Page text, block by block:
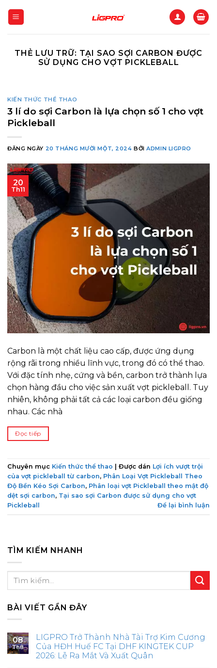
qua
THẺ LƯU TRỮ: TẠI SAO SỢI CARBON ĐƯỢC
SỬ DỤNG CHO VỢT PICKLEBALL
KIẾN THỨC THỂ THAO
3 lí do sợi Carbon là lựa chọn số 1 cho vợt
Pickleball
ĐĂNG NGÀY 20 THÁNG MƯỜI MỘT, 2024 BỞIADMIN LIGPRO
20
Th11
Carbon là một chất liệu cao cấp, được ứng dụng
rộng rãi trong nhiều lĩnh vực, trong đó có thể thao.
Với đặc tính nhẹ, cứng và bền, carbon trở thành lựa
chọn hàng đầu cho việc sản xuất vợt pickleball. Tuy
nhiên, không phải tất cả các loại carbon đều giống
nhau. Các nhà
Đọc tiếp
Chuyên mục Kiến thức thể thao Được dán Lợi ích vượt trội
của vợt pickleball từ carbon, Phân Loại Vợt Pickleball Theo
Độ Bền Kéo Sợi Carbon, Phân loại vợt Pickleball theo mật độ
dệt sợi carbon, Tại sao sợi Carbon được sử dụng cho vợt
Pickleball
Để lại bình luận
TÌM KIẾM NHANH
BÀI VIẾT GẦN ĐÂY
08
Th8
LIGPRO Trở Thành Nhà Tài Trợ Kim Cương
Của HĐH Huế FC Tại DHF KINGTEK CUP
2026: Lễ Ra Mắt Và Xuất Quân